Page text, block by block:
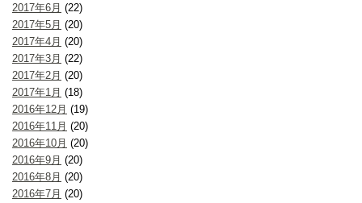
2017年6月 (22)
2017年5月 (20)
2017年4月 (20)
2017年3月 (22)
2017年2月 (20)
2017年1月 (18)
2016年12月 (19)
2016年11月 (20)
2016年10月 (20)
2016年9月 (20)
2016年8月 (20)
2016年7月 (20)